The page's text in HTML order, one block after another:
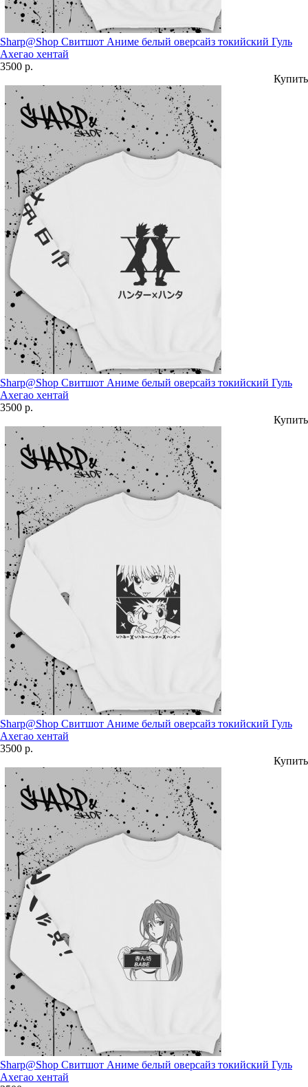
Sharp@Shop Свитшот Аниме белый оверсайз токийский Гуль
Ахегао хентай
3500 р.
Купить
Sharp@Shop Свитшот Аниме белый оверсайз токийский Гуль
Ахегао хентай
3500 р.
Купить
Sharp@Shop Свитшот Аниме белый оверсайз токийский Гуль
Ахегао хентай
3500 р.
Купить
Sharp@Shop Свитшот Аниме белый оверсайз токийский Гуль
Ахегао хентай